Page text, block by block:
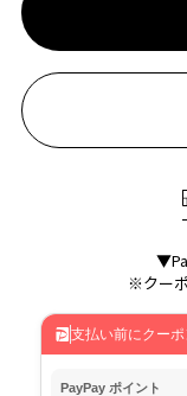
※クー